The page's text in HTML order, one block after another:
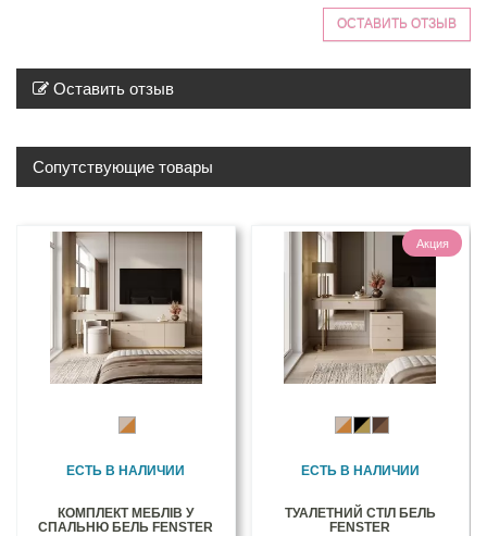
ОСТАВИТЬ ОТЗЫВ
Оставить отзыв
Сопутствующие товары
ЕСТЬ В НАЛИЧИИ
КОМПЛЕКТ МЕБЛІВ У
СПАЛЬНЮ БЕЛЬ FENSTER
Акция
ЕСТЬ В НАЛИЧИИ
ТУАЛЕТНИЙ СТІЛ БЕЛЬ
FENSTER